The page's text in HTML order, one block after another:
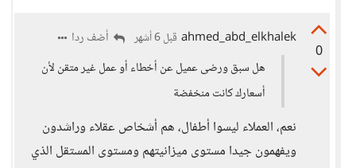
0
ahmed_abd_elkhalek قبل 6 أشهر
أضف ردا
هل سبق ورضى عميل عن أخطاء أو عمل غير متقن لأن
أسعارك كانت منخفضة
نعم، العملاء ليسوا أطفال، هم أشخاص عقلاء وراشدون
ويفهمون جيدا مستوى ميزانيتهم ومستوى المستقل الذي